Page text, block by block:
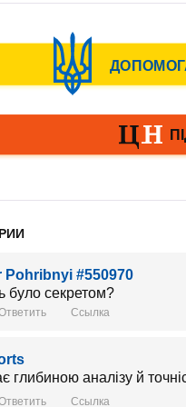
Pohribnyi #550970
було секретом?
Ссылка
глибиною аналізу й
Ссылка